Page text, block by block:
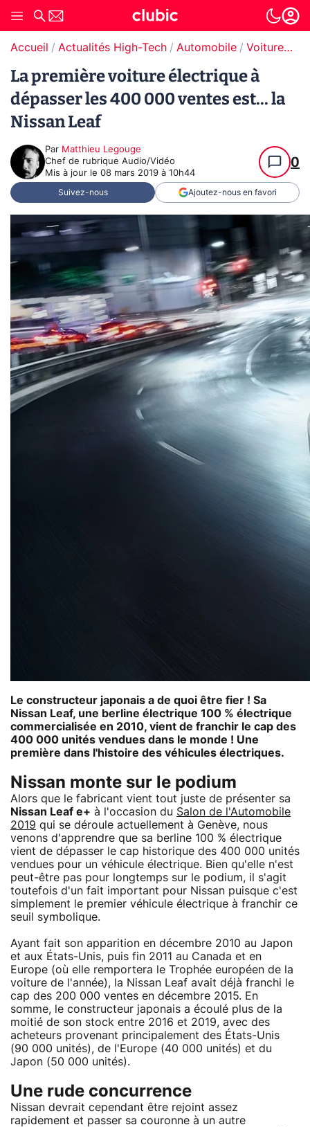
Accueil Actualités High-Tech Automobile Voitures électriques
La première voiture électrique à
dépasser les 400 000 ventes est... la
Nissan Leaf
Par Matthieu Legouge
Chef de rubrique Audio/Vidéo
Mis à jour le 08 mars 2019 à 10h44
0
Suivez-nous Ajoutez-nous en favori
Le constructeur japonais a de quoi être fier ! Sa
Nissan Leaf, une berline électrique 100 % électrique
commercialisée en 2010, vient de franchir le cap des
400 000 unités vendues dans le monde ! Une
première dans l'histoire des véhicules électriques.
Nissan monte sur le podium
Alors que le fabricant vient tout juste de présenter sa
Nissan Leaf e+ à l'occasion du Salon de l'Automobile
2019 qui se déroule actuellement à Genève, nous
venons d'apprendre que sa berline 100 % électrique
vient de dépasser le cap historique des 400 000 unités
vendues pour un véhicule électrique. Bien qu'elle n'est
peut-être pas pour longtemps sur le podium, il s'agit
toutefois d'un fait important pour Nissan puisque c'est
simplement le premier véhicule électrique à franchir ce
seuil symbolique.
Ayant fait son apparition en décembre 2010 au Japon
et aux États-Unis, puis fin 2011 au Canada et en
Europe (où elle remportera le Trophée européen de la
voiture de l'année), la Nissan Leaf avait déjà franchi le
cap des 200 000 ventes en décembre 2015. En
somme, le constructeur japonais a écoulé plus de la
moitié de son stock entre 2016 et 2019, avec des
acheteurs provenant principalement des États-Unis
(90 000 unités), de l'Europe (40 000 unités) et du
Japon (50 000 unités).
Une rude concurrence
Nissan devrait cependant être rejoint assez
rapidement et passer sa couronne à un autre